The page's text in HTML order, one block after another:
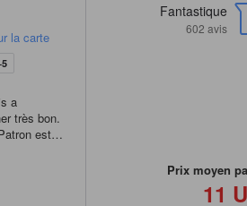
la carte
a
très bon.
est
Fantastique
602 avis
Prix moyen
11